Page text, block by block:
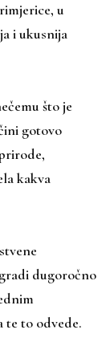
u
i ukusnija
što je
gotovo
kakva
dugoročno
te to odvede.